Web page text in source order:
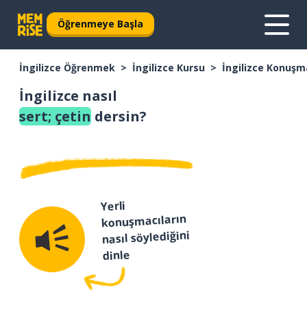
Öğrenmeye Başla
İngilizce Öğrenmek İngilizce Kursu İngilizce
İngilizce nasıl
sert; çetin dersin?
Yerli
konuşmacıların
nasıl söylediğini
dinle